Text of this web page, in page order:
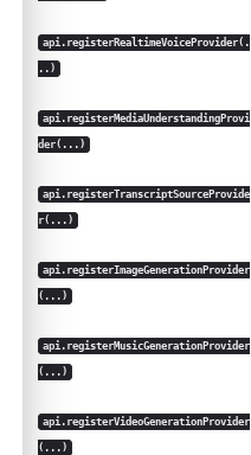
api.registerRealtimeVoiceProvider(.
..)
api.registerMediaUnderstandingProvi
der(...)
api.registerTranscriptSourceProvide
r(...)
api.registerImageGenerationProvider
(...)
api.registerMusicGenerationProvider
(...)
api.registerVideoGenerationProvider
(...)